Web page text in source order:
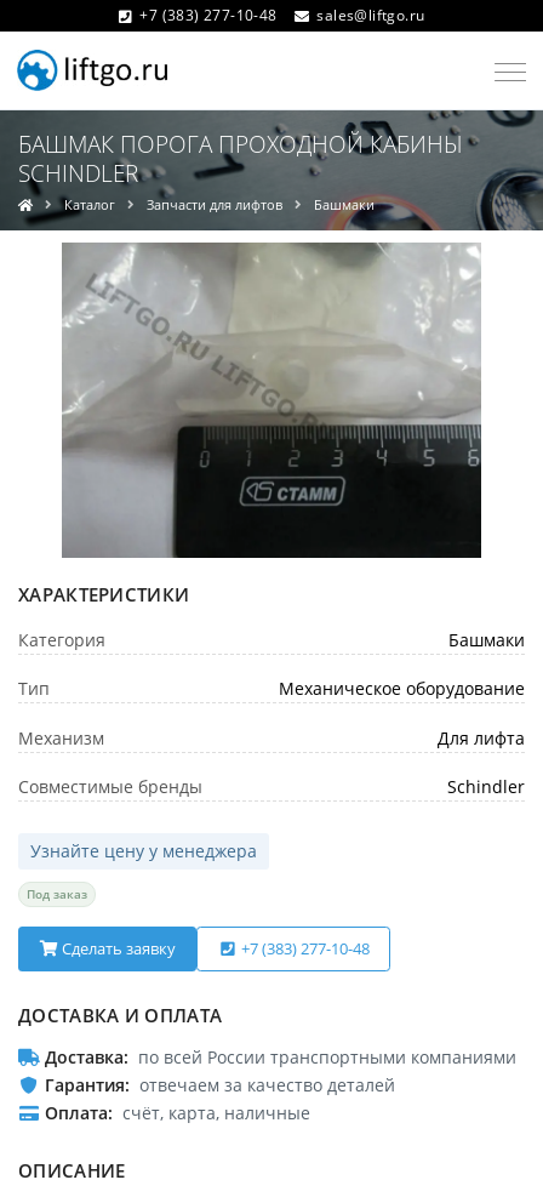
+7 (383) 277-10-48 sales@liftgo.ru
БАШМАК ПОРОГА ПРОХОДНОЙ КАБИНЫ
SCHINDLER
Каталог Запчасти для лифтов Башмаки
ХАРАКТЕРИСТИКИ
Категория Башмаки
Тип Механическое оборудование
Механизм Для лифта
Совместимые бренды Schindler
Узнайте цену у менеджера
Под заказ
Сделать заявку +7 (383) 277-10-48
ДОСТАВКА И ОПЛАТА
Доставка
по всей России транспортными компаниями
Гарантия
отвечаем за качество деталей
Оплата
счёт, карта, наличные
ОПИСАНИЕ